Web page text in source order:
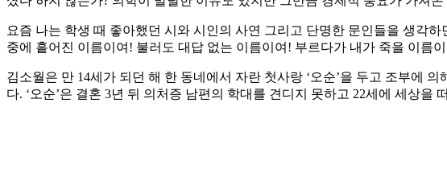
요즘 나는 학생 때 좋아했던 시와 시인의 사연 그리고 단명한 문인들을 생각
중에 흩어진 이름이여! 불러도 대답 없는 이름이여! 부르다가 내가 죽을 이름
김소월은 만 14세가 되던 해 한 동네에서 자란 첫사랑 ‘오순’을 두고 조부에
다. ‘오순’은 결혼 3년 뒤 의처증 남편의 학대를 견디지 못하고 22세에 세상을